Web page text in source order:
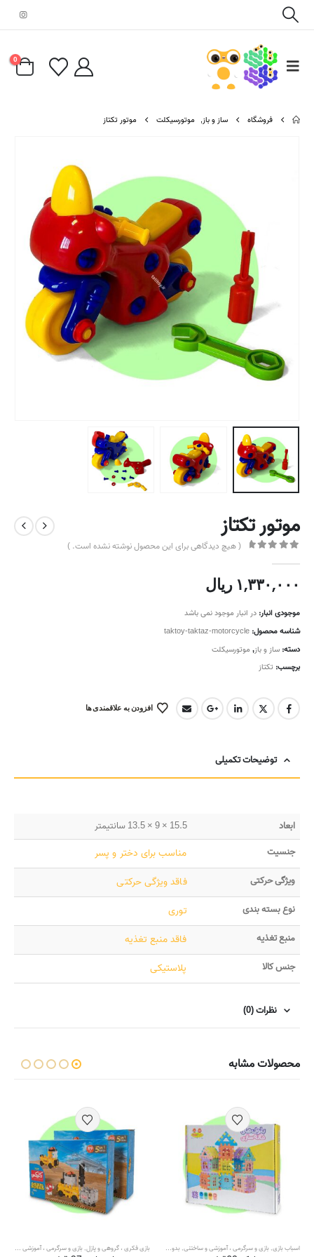
0
فروشگاه ساز و باز, موتورسیکلت موتور تکتاز
موتور تکتاز
( هیچ دیدگاهی برای این محصول نوشته نشده است. )
۱,۳۳۰,۰۰۰ ریال
موجودی انبار: در انبار موجود نمی باشد
شناسه محصول: taktoy-taktaz-motorcycle
دسته: ساز و باز, موتورسیکلت
برچسب: تکتاز
افزودن به علاقمندی ها
توضیحات تکمیلی
ابعاد
15.5 × 9 × 13.5 سانتیمتر
جنسیت
مناسب برای دختر و پسر
ویژگی حرکتی فاقد ویژگی حرکتی
نوع بسته بندی توری
منبع تغذیه فاقد منبع تغذیه
جنس کالا پلاستیکی
نظرات (0)
محصولات مشابه
اسباب بازی, بازی و سرگرمی ، آموزشی و ساختنی, بدون دسته بندی ,ساز و باز
بازی فکری ، گروهی و پازل, بازی و سرگرمی ، آموزشی و ساختنی